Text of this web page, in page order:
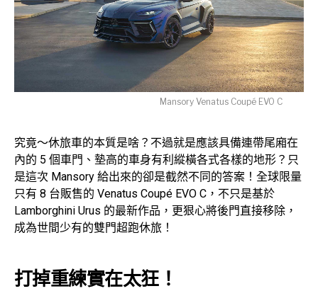
Mansory Venatus Coupé EVO C
究竟～休旅車的本質是啥？不過就是應該具備連帶尾廂在
內的 5 個車門、墊高的車身有利縱橫各式各樣的地形？只
是這次 Mansory 給出來的卻是截然不同的答案！全球限量
只有 8 台販售的 Venatus Coupé EVO C，不只是基於
Lamborghini Urus 的最新作品，更狠心將後門直接移除，
成為世間少有的雙門超跑休旅！
打掉重練實在太狂！